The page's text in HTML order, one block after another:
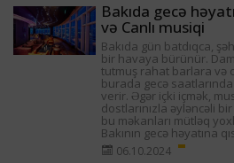
Bakıda gecə
və Canlı musiqi
Bakıda gün batdıqca,
bir havaya bürünür.
tutmuş rahat barlara və
burada gecə
verir. Əgər içki içmək,
dostlarınızla əyləncəli
bu məkanları mütləq
Bakının gecə həyatına
06.10.2024